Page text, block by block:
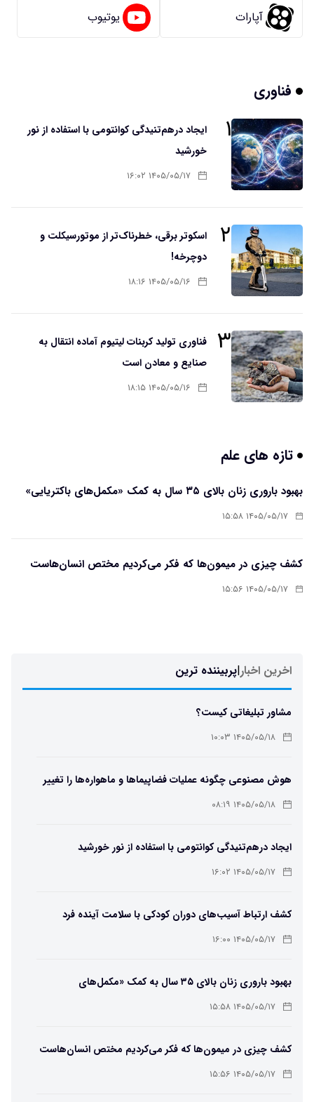
آپارات یوتیوب
فناوری
۱
ایجاد درهم‌تنیدگی کوانتومی با استفاده از نور
خورشید
۱۴۰۵/۰۵/۱۷ ۱۶:۰۲
۲
اسکوتر برقی، خطرناک‌تر از موتورسیکلت و
دوچرخه!
۱۴۰۵/۰۵/۱۶ ۱۸:۱۶
۳
فناوری تولید کربنات لیتیوم آماده انتقال به
صنایع و معادن است
۱۴۰۵/۰۵/۱۶ ۱۸:۱۵
تازه های علم
بهبود باروری زنان بالای ۳۵ سال به کمک «مکمل‌های باکتریایی»
۱۴۰۵/۰۵/۱۷ ۱۵:۵۸
کشف چیزی در میمون‌ها که فکر می‌کردیم مختص انسان‌هاست
۱۴۰۵/۰۵/۱۷ ۱۵:۵۶
اخرین اخبار|پربیننده ترین
مشاور تبلیغاتی کیست؟
۱۴۰۵/۰۵/۱۸ ۱۰:۰۳
هوش مصنوعی چگونه عملیات فضاپیماها و ماهواره‌ها را تغییر
می‌دهد؟
۱۴۰۵/۰۵/۱۸ ۰۸:۱۹
ایجاد درهم‌تنیدگی کوانتومی با استفاده از نور خورشید
۱۴۰۵/۰۵/۱۷ ۱۶:۰۲
کشف ارتباط آسیب‌های دوران کودکی با سلامت آینده فرد
۱۴۰۵/۰۵/۱۷ ۱۶:۰۰
بهبود باروری زنان بالای ۳۵ سال به کمک «مکمل‌های
باکتریایی»
۱۴۰۵/۰۵/۱۷ ۱۵:۵۸
کشف چیزی در میمون‌ها که فکر می‌کردیم مختص انسان‌هاست
۱۴۰۵/۰۵/۱۷ ۱۵:۵۶